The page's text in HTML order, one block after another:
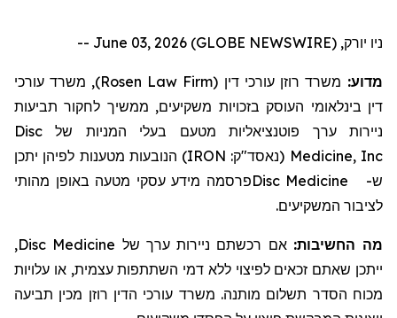
ניו יורק, June 03, 2026 (GLOBE NEWSWIRE) --
מדוע: משרד רוזן עורכי דין (Rosen Law Firm
), משרד עורכי
דין בינלאומי העוסק בזכויות משקיעים, ממשיך לחקור תביעות
ניירות ערך פוטנציאליות מטעם בעלי המניות של Disc
Medicine, Inc (נאסד"ק: IRON
) הנובעות מטענות לפיהן יתכן
ש-
Disc Medicineפרסמה מידע עסקי מטעה באופן מהותי
לציבור המשקיעים.
מה החשיבות: אם רכשתם ניירות ערך של Disc Medicine
,
ייתכן שאתם זכאים לפיצוי ללא דמי השתתפות עצמית, או עלויות
מכוח הסדר תשלום מותנה. משרד עורכי הדין רוזן מכין תביעה